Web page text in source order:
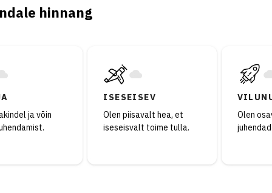
hinnang
ja võin
ISESEISEV
Olen piisavalt hea, et
iseseisvalt toime tulla.
Olen